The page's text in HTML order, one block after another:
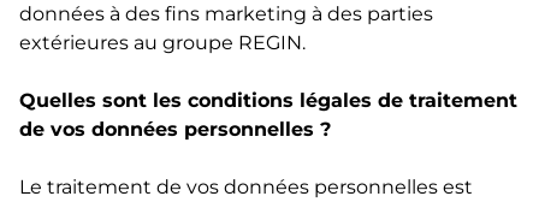
données à des fins marketing à des parties
extérieures au groupe REGIN.
Quelles sont les conditions légales de traitement
de vos données personnelles ?
Le traitement de vos données personnelles est